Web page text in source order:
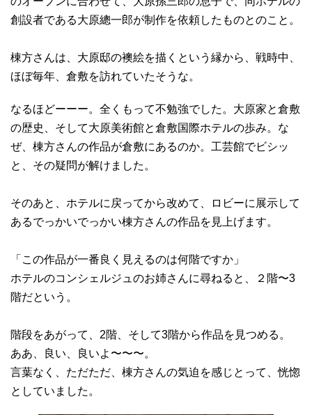
創設者である大原總一郎が制作を依頼したものとのこと。
棟方さんは、大原邸の襖絵を描くという縁から、戦時中、
ほぼ毎年、倉敷を訪れていたそうな。
なるほどーーー。全くもって不勉強でした。大原家と倉敷
の歴史、そして大原美術館と倉敷国際ホテルの歩み。な
ぜ、棟方さんの作品が倉敷にあるのか。工芸館でビシッ
と、その疑問が解けました。
そのあと、ホテルに戻ってから改めて、ロビーに展示して
あるでっかいでっかい棟方さんの作品を見上げます。
「この作品が一番良く見えるのは何階ですか」
ホテルのコンシェルジュのお姉さんに尋ねると、２階〜3
階だという。
階段をあがって、2階、そして3階から作品を見つめる。
ああ、良い、良いよ〜〜〜。
言葉なく、ただただ、棟方さんの気迫を感じとって、恍惚
としていました。